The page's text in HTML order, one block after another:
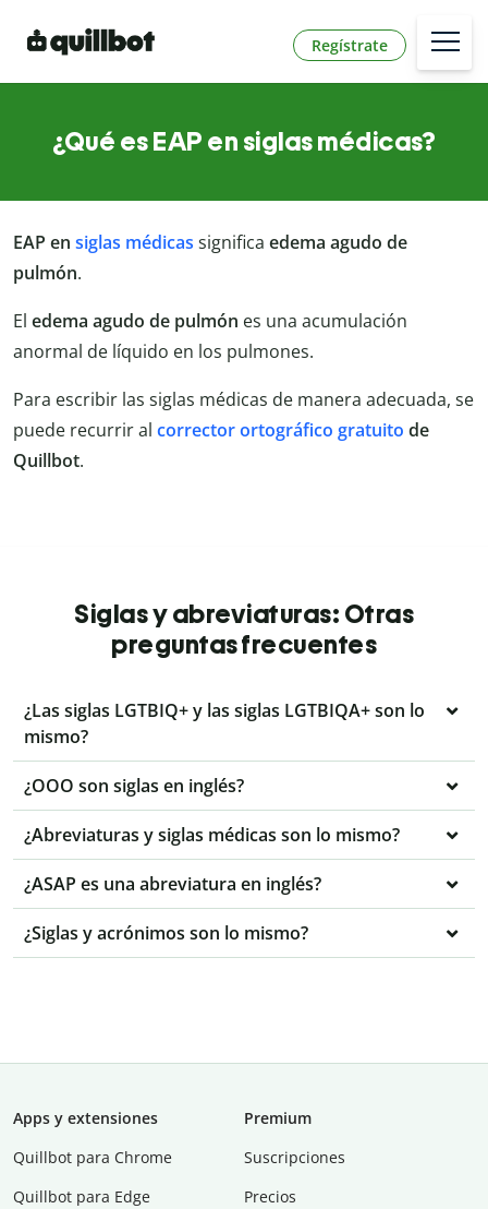
Regístrate
¿Qué es EAP en siglas médicas?
EAP en siglas médicas significa edema agudo de
pulmón.
El edema agudo de pulmón es una acumulación
anormal de líquido en los pulmones.
Para escribir las siglas médicas de manera adecuada, se
puede recurrir al corrector ortográfico gratuito de
Quillbot.
Siglas y abreviaturas: Otras
preguntas frecuentes
¿Las siglas LGTBIQ+ y las siglas LGTBIQA+ son lo
mismo?
¿OOO son siglas en inglés?
¿Abreviaturas y siglas médicas son lo mismo?
¿ASAP es una abreviatura en inglés?
¿Siglas y acrónimos son lo mismo?
Apps y extensiones
Quillbot para Chrome
Quillbot para Edge
Premium
Suscripciones
Precios